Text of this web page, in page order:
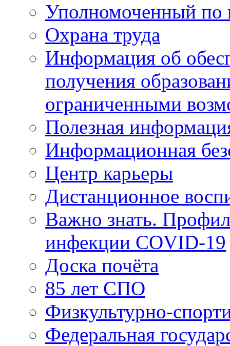
Уполномоченный по
Охрана труда
Информация об
получения
ограниченными
Полезная
Информационная
Центр карьеры
Дистанционное
Важно знать.
инфекции COVID-19
Доска почёта
85 лет СПО
Физкультурно-
Федеральная